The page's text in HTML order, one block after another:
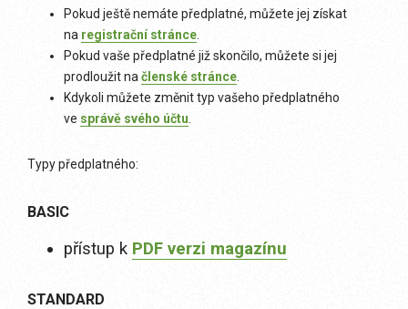
Pokud ještě nemáte předplatné, můžete jej získat
na registrační stránce
Pokud vaše předplatné již skončilo, můžete si jej
prodloužit na členské stránce
Kdykoli můžete změnit typ vašeho předplatného
ve správě svého účtu
Typy předplatného:
BASIC
přístup k PDF verzi magazínu
STANDARD